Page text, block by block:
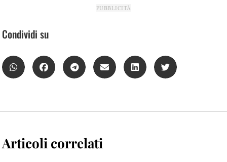
PUBBLICITÀ
Condividi su
Articoli correlati